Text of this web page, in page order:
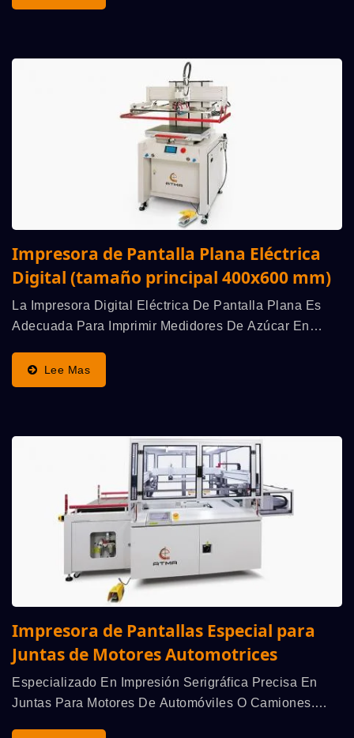
Impresora de Pantalla Plana Eléctrica
Digital (tamaño principal 400x600 mm)
La Impresora Digital Eléctrica De Pantalla Plana Es
Adecuada Para Imprimir Medidores De Azúcar En
Visualización, Placas De Circuitos Impresos
Flexibles...
Lee Mas
Impresora de Pantallas Especial para
Juntas de Motores Automotrices
Especializado En Impresión Serigráfica Precisa En
Juntas Para Motores De Automóviles O Camiones.